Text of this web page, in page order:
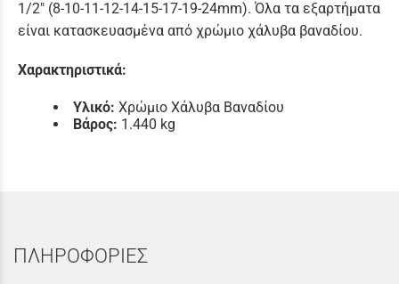
1/2″ (8-10-11-12-14-15-17-19-24mm). Όλα τα εξαρτήματα
είναι κατασκευασμένα από χρώμιο χάλυβα βαναδίου.
Χαρακτηριστικά:
Υλικό: Χρώμιο Χάλυβα Βαναδίου
Βάρος: 1.440 kg
ΠΛΗΡΟΦΟΡΙΕΣ